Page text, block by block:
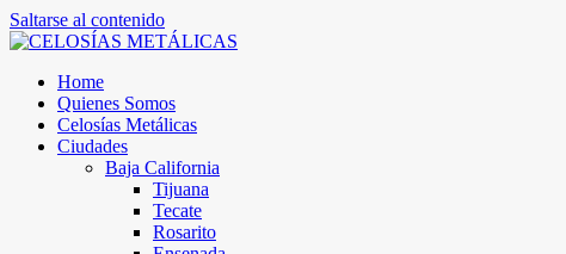
Saltarse al contenido
Home
Quienes Somos
Celosías Metálicas
Ciudades
Baja California
Tijuana
Tecate
Rosarito